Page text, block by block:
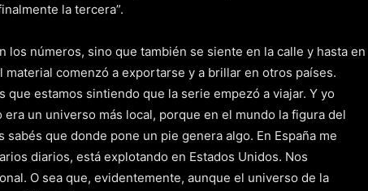
la tercera”.
los números, sino que también se siente en la calle y hasta en
material comenzó a exportarse y a brillar en otros países.
que estamos sintiendo que la serie empezó a viajar. Y yo
un universo más local, porque en el mundo la figura del
que donde pone un pie genera algo. En España me
diarios, está explotando en Estados Unidos. Nos
O sea que, evidentemente, aunque el universo de la